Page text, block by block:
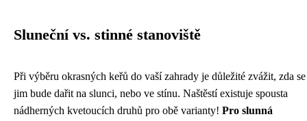
Sluneční vs. stinné stanoviště
Při výběru okrasných keřů do vaší zahrady je důležité zvážit, zda se
jim bude dařit na slunci, nebo ve stínu. Naštěstí existuje spousta
nádherných kvetoucích druhů pro obě varianty! Pro slunná